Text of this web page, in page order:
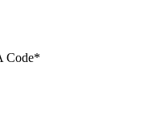
Code*